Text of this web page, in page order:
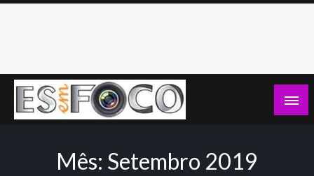
Skip
Mês: Setembro 2019